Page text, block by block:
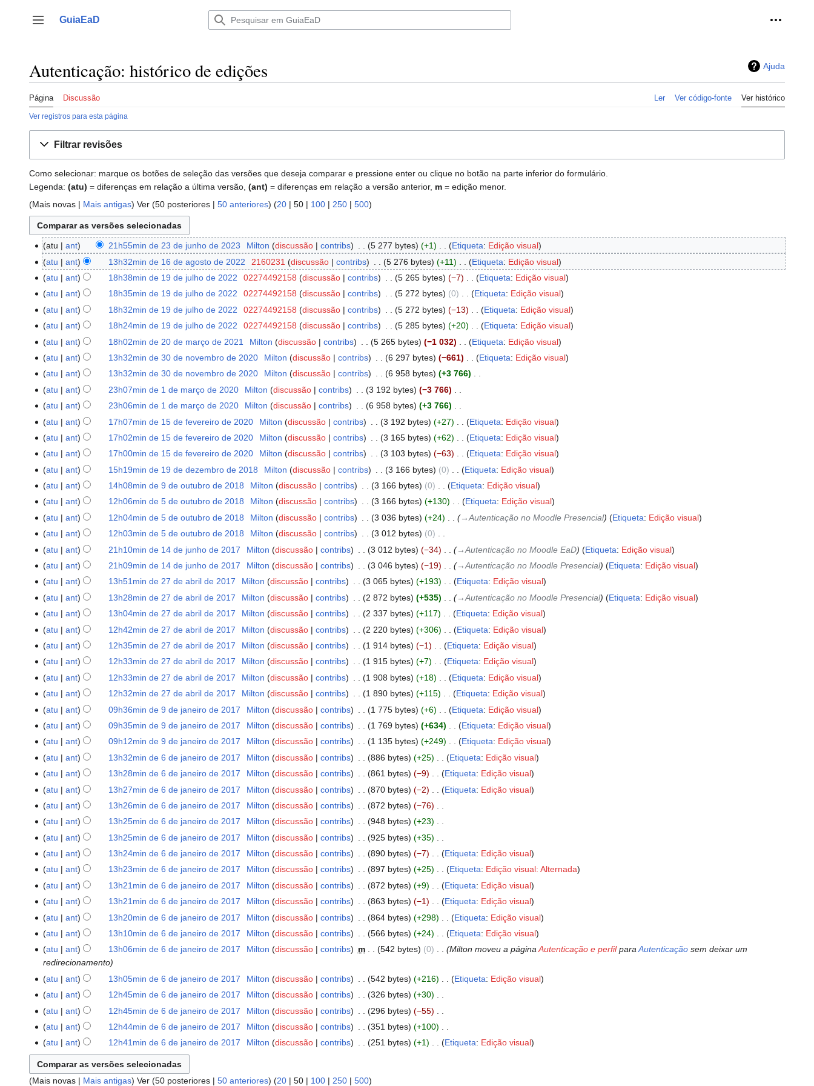
para
Alternar barra lateral
GuiaEaD
Ajuda
Autenticação: histórico de edições
Página Discussão Ler Ver código-fonte Ver histórico
Ver registros para esta página
Filtrar revisões
Como selecionar: marque os botões de seleção das versões que deseja comparar e pressione enter ou clique no botão na parte inferior do formulário.
Legenda: (atu) = diferenças em relação a última versão, (ant) = diferenças em relação a versão anterior, m = edição menor.
(Mais novas | Mais antigas) Ver (50 posteriores | 50 anteriores) (20 | 50 | 100 | 250 | 500)
23
de
junho
2023
atu ant 21h55min de 23 de junho de 2023 Milton discussão contribs 5 277 bytes +1
S
e
m
r
e
s
u
o
d
e
e
d
ç
ã
o
Etiqueta: Edição visual
16
de
agosto
2022
atu ant 13h32min de 16 de agosto de 2022 2160231 discussão contribs 5 276 bytes +11
S
m
r
e
s
u
o
d
e
e
d
ç
ã
o
Etiqueta: Edição visual
19
de
julho
2022
atu ant 18h38min de 19 de julho de 2022 02274492158 discussão contribs 5 265 bytes −7
S
m
r
e
s
u
o
d
e
e
d
ç
ã
o
Etiqueta: Edição visual
atu
ant 18h35min de 19 de julho de 2022 02274492158 discussão contribs 5 272 bytes 0
S
m
r
e
s
u
o
d
e
e
d
ç
ã
o
Etiqueta: Edição visual
atu
ant 18h32min de 19 de julho de 2022 02274492158 discussão contribs 5 272 bytes −13
S
m
r
e
s
u
o
d
e
e
d
ç
ã
o
Etiqueta: Edição visual
atu
ant 18h24min de 19 de julho de 2022 02274492158 discussão contribs 5 285 bytes +20
S
m
r
e
s
u
o
d
e
e
d
ç
ã
o
Etiqueta: Edição visual
20
de
março
2021
atu ant 18h02min de 20 de março de 2021 Milton discussão contribs 5 265 bytes −1 032
S
m
r
e
s
u
o
d
e
e
d
ç
ã
o
Etiqueta: Edição visual
30
de
novembro
2020
atu ant 13h32min de 30 de novembro de 2020 Milton discussão contribs 6 297 bytes −661
S
m
r
e
s
u
o
d
e
e
d
ç
ã
o
Etiqueta: Edição visual
atu
ant 13h32min de 30 de novembro de 2020 Milton discussão contribs 6 958 bytes +3 766
S
m
r
e
s
u
o
d
e
e
d
ç
ã
o
de
março
2020
atu ant 23h07min de 1 de março de 2020 Milton discussão contribs 3 192 bytes −3 766
S
m
r
e
s
u
o
d
e
e
d
ç
ã
o
atu ant 23h06min de 1 de março de 2020 Milton discussão contribs 6 958 bytes +3 766
S
m
r
e
s
u
o
d
e
e
d
ç
ã
o
15
de
fevereiro
2020
atu ant 17h07min de 15 de fevereiro de 2020 Milton discussão contribs 3 192 bytes +27
S
m
r
e
s
u
o
d
e
e
d
ç
ã
o
Etiqueta: Edição visual
atu
ant 17h02min de 15 de fevereiro de 2020 Milton discussão contribs 3 165 bytes +62
S
m
r
e
s
u
o
d
e
e
d
ç
ã
o
Etiqueta: Edição visual
atu
ant 17h00min de 15 de fevereiro de 2020 Milton discussão contribs 3 103 bytes −63
S
m
r
e
s
u
o
d
e
e
d
ç
ã
o
Etiqueta: Edição visual
19
de
dezembro
2018
atu ant 15h19min de 19 de dezembro de 2018 Milton discussão contribs 3 166 bytes 0
S
m
r
e
s
u
o
d
e
e
d
ç
ã
o
Etiqueta: Edição visual
de
outubro
2018
atu ant 14h08min de 9 de outubro de 2018 Milton discussão contribs 3 166 bytes 0
S
m
r
e
s
u
o
d
e
e
d
ç
ã
o
Etiqueta: Edição visual
de
outubro
2018
atu ant 12h06min de 5 de outubro de 2018 Milton discussão contribs 3 166 bytes +130
S
m
r
e
s
u
o
d
e
e
d
ç
ã
o
Etiqueta: Edição visual
atu
ant 12h04min de 5 de outubro de 2018 Milton discussão contribs 3 036 bytes +24 →‎Autenticação no Moodle Presencial Etiqueta: Edição visual
atu
ant 12h03min de 5 de outubro de 2018 Milton discussão contribs 3 012 bytes 0
S
m
r
e
s
u
o
d
e
e
d
ç
ã
o
14
de
junho
2017
atu ant 21h10min de 14 de junho de 2017 Milton discussão contribs 3 012 bytes −34 →‎Autenticação no Moodle EaD Etiqueta: Edição visual
atu
ant 21h09min de 14 de junho de 2017 Milton discussão contribs 3 046 bytes −19 →‎Autenticação no Moodle Presencial Etiqueta: Edição visual
27
de
abril
2017
atu ant 13h51min de 27 de abril de 2017 Milton discussão contribs 3 065 bytes +193
S
m
r
e
s
u
o
d
e
e
d
ç
ã
o
Etiqueta: Edição visual
atu
ant 13h28min de 27 de abril de 2017 Milton discussão contribs 2 872 bytes +535 →‎Autenticação no Moodle Presencial Etiqueta: Edição visual
atu
ant 13h04min de 27 de abril de 2017 Milton discussão contribs 2 337 bytes +117
S
m
r
e
s
u
o
d
e
e
d
ç
ã
o
Etiqueta: Edição visual
atu
ant 12h42min de 27 de abril de 2017 Milton discussão contribs 2 220 bytes +306
S
m
r
e
s
u
o
d
e
e
d
ç
ã
o
Etiqueta: Edição visual
atu
ant 12h35min de 27 de abril de 2017 Milton discussão contribs 1 914 bytes −1
S
m
r
e
s
u
o
d
e
e
d
ç
ã
o
Etiqueta: Edição visual
atu
ant 12h33min de 27 de abril de 2017 Milton discussão contribs 1 915 bytes +7
S
m
r
e
s
u
o
d
e
e
d
ç
ã
o
Etiqueta: Edição visual
atu
ant 12h33min de 27 de abril de 2017 Milton discussão contribs 1 908 bytes +18
S
m
r
e
s
u
o
d
e
e
d
ç
ã
o
Etiqueta: Edição visual
atu
ant 12h32min de 27 de abril de 2017 Milton discussão contribs 1 890 bytes +115
S
m
r
e
s
u
o
d
e
e
d
ç
ã
o
Etiqueta: Edição visual
de
janeiro
2017
atu ant 09h36min de 9 de janeiro de 2017 Milton discussão contribs 1 775 bytes +6
S
m
r
e
s
u
o
d
e
e
d
ç
ã
o
Etiqueta: Edição visual
atu
ant 09h35min de 9 de janeiro de 2017 Milton discussão contribs 1 769 bytes +634
S
m
r
e
s
u
o
d
e
e
d
ç
ã
o
Etiqueta: Edição visual
atu
ant 09h12min de 9 de janeiro de 2017 Milton discussão contribs 1 135 bytes +249
S
m
r
e
s
u
o
d
e
e
d
ç
ã
o
Etiqueta: Edição visual
de
janeiro
2017
atu ant 13h32min de 6 de janeiro de 2017 Milton discussão contribs 886 bytes +25
S
m
r
e
s
u
o
d
e
e
d
ç
o
Etiqueta: Edição visual
atu
ant 13h28min de 6 de janeiro de 2017 Milton discussão contribs 861 bytes −9
S
m
r
e
s
u
o
d
e
e
d
i
ã
o
Etiqueta: Edição visual
atu
ant 13h27min de 6 de janeiro de 2017 Milton discussão contribs 870 bytes −2
S
m
r
e
s
u
o
d
e
e
d
i
ã
o
Etiqueta: Edição visual
atu
ant 13h26min de 6 de janeiro de 2017 Milton discussão contribs 872 bytes −76
S
m
r
e
s
u
o
d
e
e
d
i
ã
o
atu ant 13h25min de 6 de janeiro de 2017 Milton discussão contribs 948 bytes +23
S
m
r
e
s
u
o
d
e
e
d
i
ã
o
atu ant 13h25min de 6 de janeiro de 2017 Milton discussão contribs 925 bytes +35
S
m
r
e
s
u
o
e
e
d
i
ã
o
atu ant 13h24min de 6 de janeiro de 2017 Milton discussão contribs 890 bytes −7
S
m
r
e
s
u
m
d
e
e
d
i
ç
ã
o
Etiqueta: Edição visual
atu
ant 13h23min de 6 de janeiro de 2017 Milton discussão contribs 897 bytes +25
S
m
r
e
s
u
m
d
e
e
d
i
ç
ã
Etiqueta: Edição visual: Alternada
atu
ant 13h21min de 6 de janeiro de 2017 Milton discussão contribs 872 bytes +9
S
m
r
e
s
u
m
d
e
e
d
i
Etiqueta: Edição visual
atu
ant 13h21min de 6 de janeiro de 2017 Milton discussão contribs 863 bytes −1
S
m
r
e
s
u
m
d
e
e
d
Etiqueta: Edição visual
atu
ant 13h20min de 6 de janeiro de 2017 Milton discussão contribs 864 bytes +298
S
m
e
s
u
m
d
e
e
Etiqueta: Edição visual
atu
ant 13h10min de 6 de janeiro de 2017 Milton discussão contribs 566 bytes +24
S
e
r
e
s
u
m
o
d
e
Etiqueta: Edição visual
atu
ant 13h06min de 6 de janeiro de 2017 Milton discussão contribs m 542 bytes 0 Milton moveu a páginaAutenticação e perfilparaAutenticaçãosem deixar um
redirecionamento
atu
ant 13h05min de 6 de janeiro de 2017 Milton discussão contribs 542 bytes +216
S
m
r
e
s
u
Etiqueta: Edição visual
atu
ant 12h45min de 6 de janeiro de 2017 Milton discussão contribs 326 bytes +30
S
m
r
e
s
atu ant 12h45min de 6 de janeiro de 2017 Milton discussão contribs 296 bytes −55
S
m
r
e
atu ant 12h44min de 6 de janeiro de 2017 Milton discussão contribs 351 bytes +100
S
e
m
r
atu ant 12h41min de 6 de janeiro de 2017 Milton discussão contribs 251 bytes +1
S
e
m
Etiqueta: Edição visual
(Mais novas | Mais antigas) Ver (50 posteriores | 50 anteriores) (20 | 50 | 100 | 250 | 500)